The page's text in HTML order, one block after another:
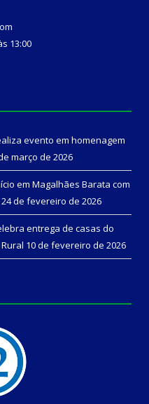
13:00
evento em homenagem
março de 2026
em Magalhães Barata com
24 de fevereiro de 2026
entrega de casas do
10 de fevereiro de 2026